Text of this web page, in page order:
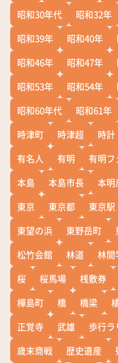
昭和30年代
昭和32年
昭和39年
昭和40年
昭和46年
昭和47年
昭和53年
昭和54年
昭和60年代
昭和61年
時津町
時津超 時計
有名人
有明 有明フ
本島
本島市長 本明
東京
東京都 東京駅
東望の浜
東野岳町
松竹会館
林道 林間
桜
桜馬場 桟敷券
樺島町
橋 橋梁
正覚寺
武雄 歩行ラ
歳末商戦
歴史遺産